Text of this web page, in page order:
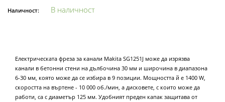
Наличност: В наличност
Електрическата фреза за канали Makita SG1251J може да изрязва
канали в бетонни стени на дълбочина 30 мм и широчина в диапазона
6-30 мм, която може да се избира в 9 позиции. Мощността й е 1400 W,
скоростта на въртене - 10 000 об./мин, а дисковете, с които може да
работи, са с диаметър 125 мм. Удобният преден капак защитава от